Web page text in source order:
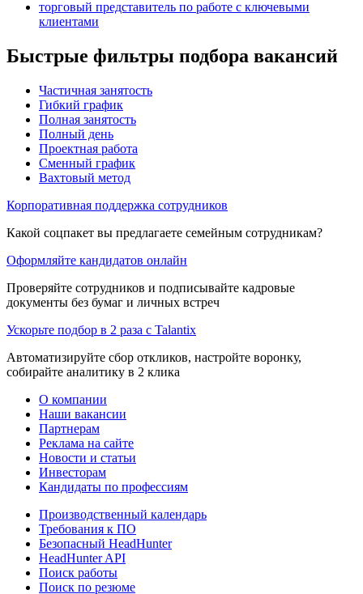
торговый представитель по работе с ключевыми
клиентами
Быстрые фильтры подбора вакансий
Частичная занятость
Гибкий график
Полная занятость
Полный день
Проектная работа
Сменный график
Вахтовый метод
Корпоративная поддержка сотрудников
Какой соцпакет вы предлагаете семейным сотрудникам?
Оформляйте кандидатов онлайн
Проверяйте сотрудников и подписывайте кадровые
документы без бумаг и личных встреч
Ускорьте подбор в 2 раза с Talantix
Автоматизируйте сбор откликов, настройте воронку,
собирайте аналитику в 2 клика
О компании
Наши вакансии
Партнерам
Реклама на сайте
Новости и статьи
Инвесторам
Кандидаты по профессиям
Производственный календарь
Требования к ПО
Безопасный HeadHunter
HeadHunter API
Поиск работы
Поиск по резюме